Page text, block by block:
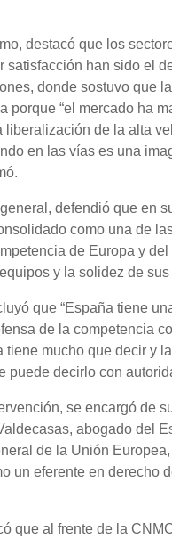
destacó que los
satisfacción han sido el
donde sostuvo que
porque “el mercado ha
liberalización de la alta
en las vías es una
defendió que en
como una de
de Europa y del
y la solidez de
que “España tiene
de la competencia
tiene mucho que decir y
puede decirlo con
se encargó de
abogado del
de la Unión
un eferente en derecho
que al frente de la